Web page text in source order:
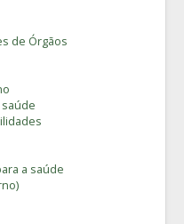
de Órgãos
a saúde